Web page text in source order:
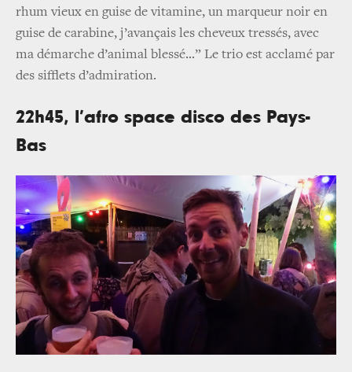
rhum vieux en guise de vitamine, un marqueur noir en
guise de carabine, j’avançais les cheveux tressés, avec
ma démarche d’animal blessé...” Le trio est acclamé par
des sifflets d’admiration.
22h45, l’afro space disco des Pays-
Bas